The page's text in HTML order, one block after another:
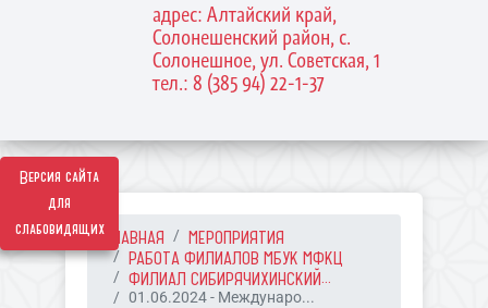
Версия сайта
для
слабовидящих
адрес: Алтайский край,
Солонешенский район, с.
Солонешное, ул. Советская, 1
тел.: 8 (385 94) 22-1-37
ГЛАВНАЯ
МЕРОПРИЯТИЯ
РАБОТА ФИЛИАЛОВ МБУК МФКЦ
ФИЛИАЛ СИБИРЯЧИХИНСКИЙ...
01.06.2024 - Междунаро...